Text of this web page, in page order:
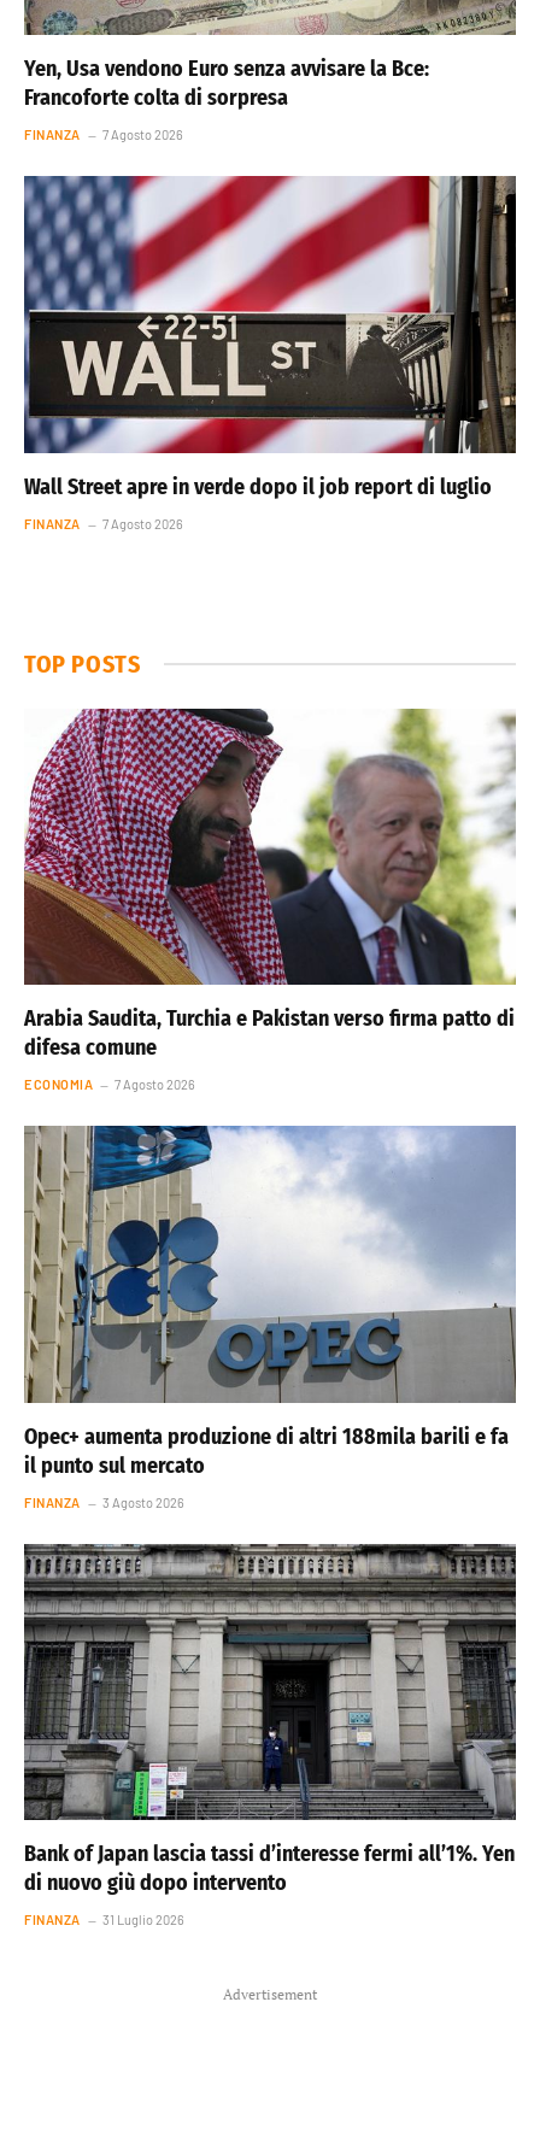
Yen, Usa vendono Euro senza avvisare la Bce:
Francoforte colta di sorpresa
FINANZA 7 Agosto 2026
Wall Street apre in verde dopo il job report di luglio
FINANZA 7 Agosto 2026
TOP POSTS
Arabia Saudita, Turchia e Pakistan verso firma patto di
difesa comune
ECONOMIA 7 Agosto 2026
Opec+ aumenta produzione di altri 188mila barili e fa
il punto sul mercato
FINANZA 3 Agosto 2026
Bank of Japan lascia tassi d’interesse fermi all’1%. Yen
di nuovo giù dopo intervento
FINANZA 31 Luglio 2026
Advertisement